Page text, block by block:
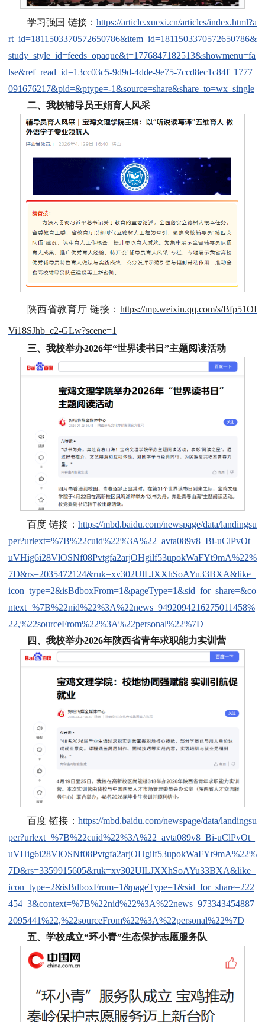
学习强国 链接： https://article.xuexi.cn/articles/index.html?a
rt_id=1811503370572650786&item_id=1811503370572650786&
study_style_id=feeds_opaque&t=1776847182513&showmenu=fa
lse&ref_read_id=13cc03c5-9d9d-4dde-9e75-7ccd8ec1c84f_1777
091676217&pid=&ptype=-1&source=share&share_to=wx_single
二、我校辅导员王娟育人风采
陕西省教育厅 链接： https://mp.weixin.qq.com/s/Bfp51OI
Vi18SJhb_c2-GLw?scene=1
三、我校举办2026年“世界读书日”主题阅读活动
百度 链接： https://mbd.baidu.com/newspage/data/landingsu
per?urlext=%7B%22cuid%22%3A%22_avta089v8_Bi-uClPvOt_
uVHig6i28VlOSNf08Pvtgfa2arjOHgilf53upokWaFYt9mA%22%
7D&rs=2035472124&ruk=xv302UlLJXXhSoAYu33BXA&like_
icon_type=2&isBdboxFrom=1&pageType=1&sid_for_share=&co
ntext=%7B%22nid%22%3A%22news_9492094216275011458%
22,%22sourceFrom%22%3A%22personal%22%7D
四、我校举办2026年陕西省青年求职能力实训营
百度 链接： https://mbd.baidu.com/newspage/data/landingsu
per?urlext=%7B%22cuid%22%3A%22_avta089v8_Bi-uClPvOt_
uVHig6i28VlOSNf08Pvtgfa2arjOHgilf53upokWaFYt9mA%22%
7D&rs=3359915605&ruk=xv302UlLJXXhSoAYu33BXA&like_
icon_type=2&isBdboxFrom=1&pageType=1&sid_for_share=222
454_3&context=%7B%22nid%22%3A%22news_973343454887
2095441%22,%22sourceFrom%22%3A%22personal%22%7D
五、学校成立“环小青”生态保护志愿服务队